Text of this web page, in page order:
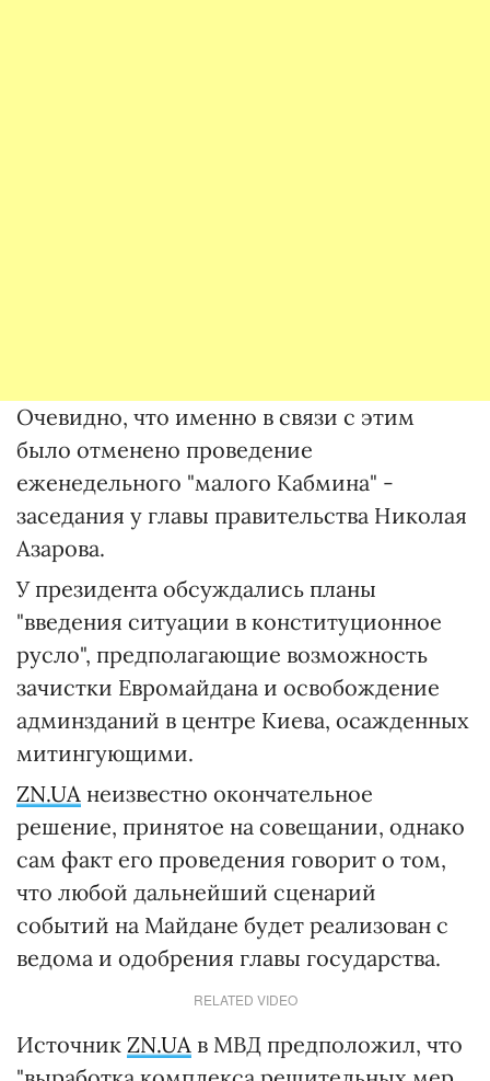
Очевидно, что именно в связи с этим
было отменено проведение
еженедельного "малого Кабмина" -
заседания у главы правительства Николая
Азарова.
У президента обсуждались планы
"введения ситуации в конституционное
русло", предполагающие возможность
зачистки Евромайдана и освобождение
админзданий в центре Киева, осажденных
митингующими.
ZN.UA неизвестно окончательное
решение, принятое на совещании, однако
сам факт его проведения говорит о том,
что любой дальнейший сценарий
событий на Майдане будет реализован с
ведома и одобрения главы государства.
RELATED VIDEO
Источник ZN.UA в МВД предположил, что